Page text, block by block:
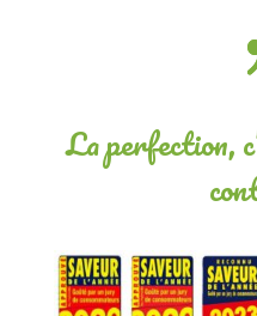
La perfection,